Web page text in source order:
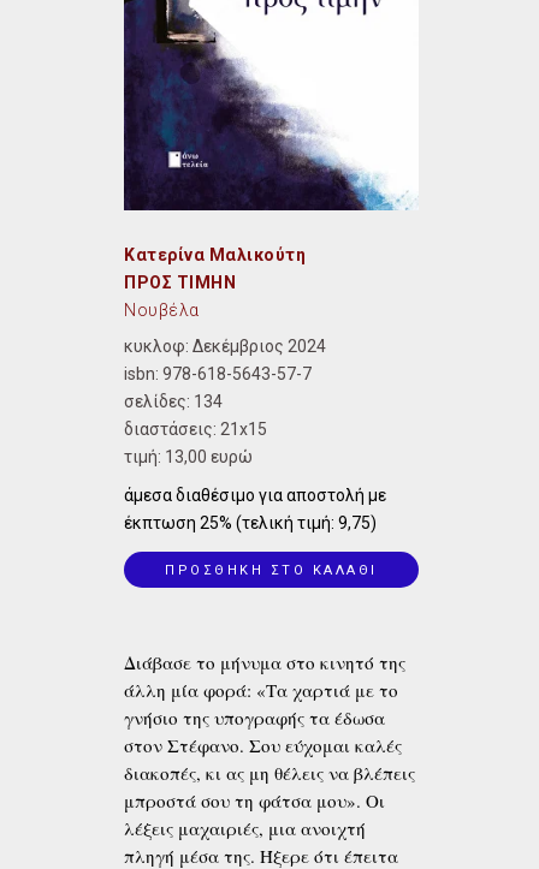
κυκλοφ: Δεκέμβριος 2024
isbn: 978-618-5643-57-7
σελίδες: 134
διαστάσεις: 21x15
τιμή: 13,00 ευρώ
Διάβασε το μήνυμα στο κινητό της
άλλη μία φορά: «Τα χαρτιά με το
γνήσιο της υπογραφής τα έδωσα
στον Στέφανο. Σου εύχομαι καλές
διακοπές, κι ας μη θέλεις να βλέπεις
μπροστά σου τη φά­τσα μου». Οι
λέξεις μαχαιριές, μια ανοιχτή
πληγή μέσα της. Ήξερε ότι έπειτα
ΠΡΟΣΘΗΚΗ ΣΤΟ ΚΑΛΑΘΙ
Κατερίνα Μαλικούτη
ΠΡΟΣ ΤΙΜΗΝ
Νουβέλα
άμεσα διαθέσιμο για αποστολή με
έκπτωση 25% (τελική τιμή: 9,75)